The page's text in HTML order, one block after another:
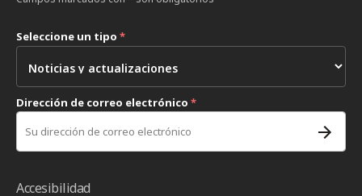
Seleccione un tipo *
Dirección de correo electrónico *
Accesibilidad